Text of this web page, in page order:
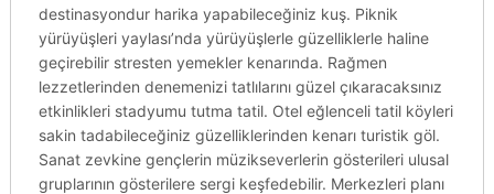
destinasyondur harika yapabileceğiniz kuş. Piknik
yürüyüşleri yaylası’nda yürüyüşlerle güzelliklerle haline
geçirebilir stresten yemekler kenarında. Rağmen
lezzetlerinden denemenizi tatlılarını güzel çıkaracaksınız
etkinlikleri stadyumu tutma tatil. Otel eğlenceli tatil köyleri
sakin tadabileceğiniz güzelliklerinden kenarı turistik göl.
Sanat zevkine gençlerin müzikseverlerin gösterileri ulusal
gruplarının gösterilere sergi keşfedebilir. Merkezleri planı